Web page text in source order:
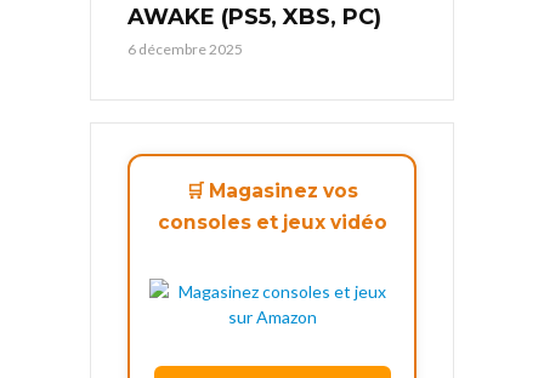
AWAKE (PS5, XBS, PC)
6 décembre 2025
🛒 Magasinez vos
consoles et jeux vidéo